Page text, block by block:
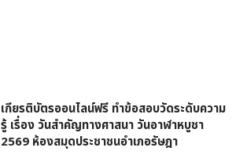
เกียรติบัตรออนไลน์ฟรี ทำข้อสอบวัดระดับความ
รู้ เรื่อง วันสำคัญทางศาสนา วันอาฬาหบูชา
2569 ห้องสมุดประชาชนอำเภอรัษฎา